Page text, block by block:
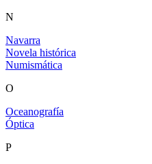
N
Navarra
Novela histórica
Numismática
O
Oceanografía
Óptica
P